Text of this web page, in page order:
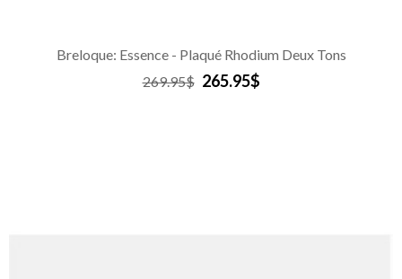
Breloque: Essence - Plaqué Rhodium Deux Tons
269.95$ 265.95$